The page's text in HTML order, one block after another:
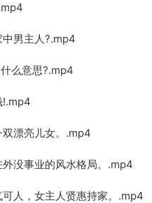
男主人?.mp4
么意思?.mp4
!.mp4
漂亮儿女。.mp4
没事业的风水格局。.mp4
人，女主人贤惠持家。.mp4